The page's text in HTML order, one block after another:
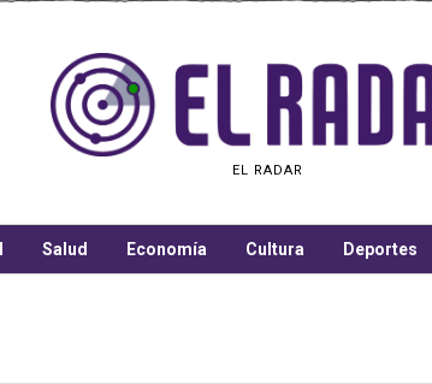
EL RADAR
Salud Economía Cultura Deportes